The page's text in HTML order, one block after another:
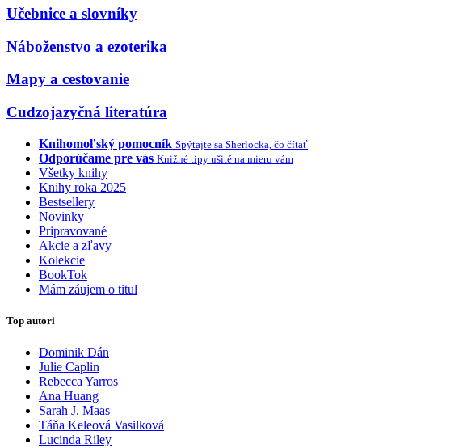
Učebnice a slovníky
Náboženstvo a ezoterika
Mapy a cestovanie
Cudzojazyčná literatúra
Knihomoľský pomocník Spýtajte sa Sherlocka, čo čítať
Odporúčame pre vás Knižné tipy ušité na mieru vám
Všetky knihy
Knihy roka 2025
Bestsellery
Novinky
Pripravované
Akcie a zľavy
Kolekcie
BookTok
Mám záujem o titul
Top autori
Dominik Dán
Julie Caplin
Rebecca Yarros
Ana Huang
Sarah J. Maas
Táňa Keleová Vasilková
Lucinda Riley